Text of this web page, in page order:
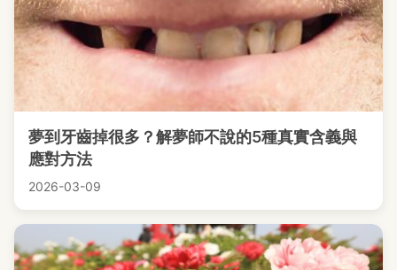
夢到牙齒掉很多？解夢師不說的5種真實含義與
應對方法
2026-03-09